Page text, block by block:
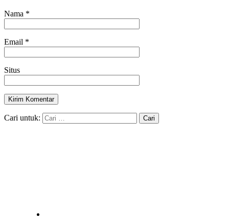
Nama *
Email *
Situs
Cari untuk: